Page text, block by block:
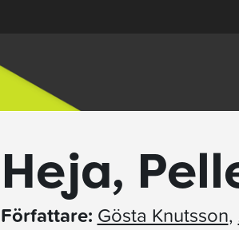
Heja,
Författare: Gösta Knutsson,